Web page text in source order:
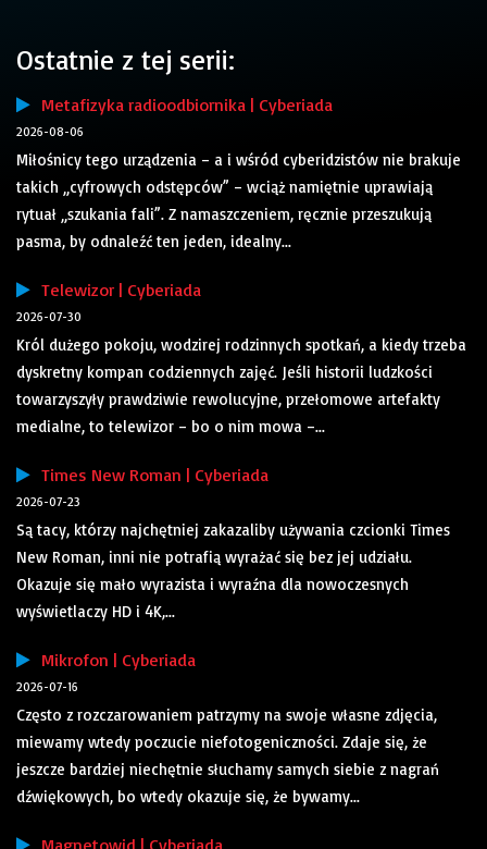
Ostatnie z tej serii:
Metafizyka radioodbiornika | Cyberiada
2026-08-06
Miłośnicy tego urządzenia – a i wśród cyberidzistów nie brakuje
takich „cyfrowych odstępców” – wciąż namiętnie uprawiają
rytuał „szukania fali”. Z namaszczeniem, ręcznie przeszukują
pasma, by odnaleźć ten jeden, idealny...
Telewizor | Cyberiada
2026-07-30
Król dużego pokoju, wodzirej rodzinnych spotkań, a kiedy trzeba
dyskretny kompan codziennych zajęć. Jeśli historii ludzkości
towarzyszyły prawdziwie rewolucyjne, przełomowe artefakty
medialne, to telewizor – bo o nim mowa –...
Times New Roman | Cyberiada
2026-07-23
Są tacy, którzy najchętniej zakazaliby używania czcionki Times
New Roman, inni nie potrafią wyrażać się bez jej udziału.
Okazuje się mało wyrazista i wyraźna dla nowoczesnych
wyświetlaczy HD i 4K,...
Mikrofon | Cyberiada
2026-07-16
Często z rozczarowaniem patrzymy na swoje własne zdjęcia,
miewamy wtedy poczucie niefotogeniczności. Zdaje się, że
jeszcze bardziej niechętnie słuchamy samych siebie z nagrań
dźwiękowych, bo wtedy okazuje się, że bywamy...